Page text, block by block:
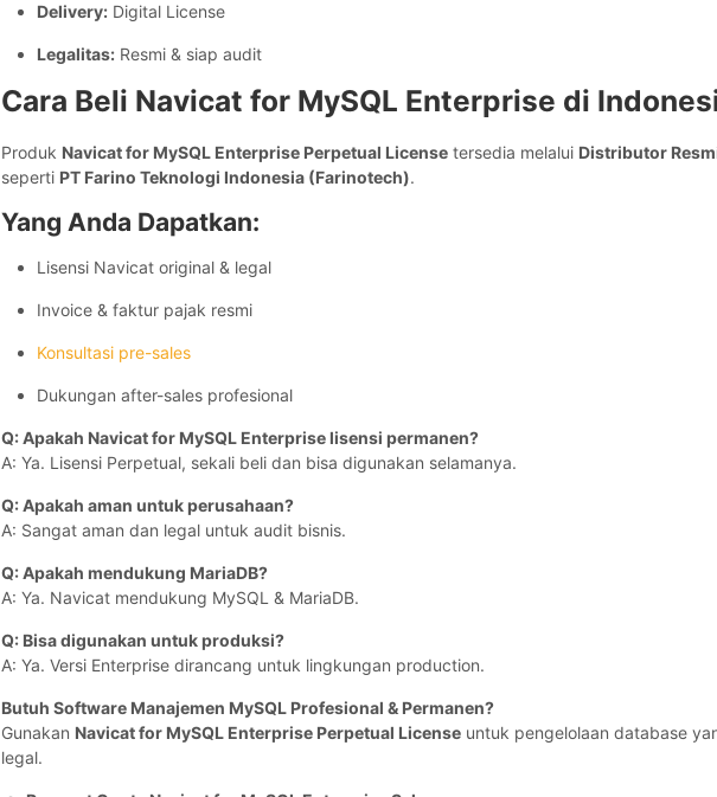
Delivery: Digital License
Legalitas: Resmi & siap audit
Cara Beli Navicat for MySQL Enterprise di
Produk Navicat for MySQL Enterprise Perpetual License tersedia melalui Distributor
seperti PT Farino Teknologi Indonesia (Farinotech).
Yang Anda Dapatkan:
Lisensi Navicat original & legal
Invoice & faktur pajak resmi
Konsultasi pre-sales
Dukungan after-sales profesional
Q: Apakah Navicat for MySQL Enterprise lisensi permanen?
A: Ya. Lisensi Perpetual, sekali beli dan bisa digunakan selamanya.
Q: Apakah aman untuk perusahaan?
A: Sangat aman dan legal untuk audit bisnis.
Q: Apakah mendukung MariaDB?
A: Ya. Navicat mendukung MySQL & MariaDB.
Q: Bisa digunakan untuk produksi?
A: Ya. Versi Enterprise dirancang untuk lingkungan production.
Butuh Software Manajemen MySQL Profesional & Permanen?
Gunakan Navicat for MySQL Enterprise Perpetual License untuk pengelolaan database
legal.